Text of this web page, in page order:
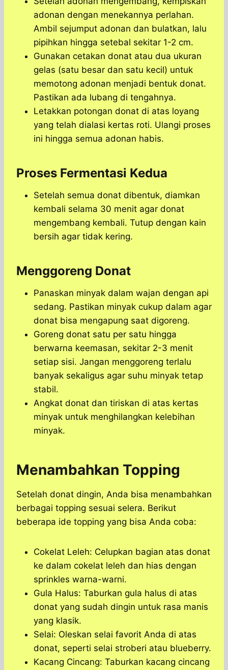
adonan dengan menekannya perlahan.
Ambil sejumput adonan dan bulatkan, lalu
pipihkan hingga setebal sekitar 1-2 cm.
Gunakan cetakan donat atau dua ukuran
gelas (satu besar dan satu kecil) untuk
memotong adonan menjadi bentuk donat.
Pastikan ada lubang di tengahnya.
Letakkan potongan donat di atas loyang
yang telah dialasi kertas roti. Ulangi proses
ini hingga semua adonan habis.
Proses Fermentasi Kedua
Setelah semua donat dibentuk, diamkan
kembali selama 30 menit agar donat
mengembang kembali. Tutup dengan kain
bersih agar tidak kering.
Menggoreng Donat
Panaskan minyak dalam wajan dengan api
sedang. Pastikan minyak cukup dalam agar
donat bisa mengapung saat digoreng.
Goreng donat satu per satu hingga
berwarna keemasan, sekitar 2-3 menit
setiap sisi. Jangan menggoreng terlalu
banyak sekaligus agar suhu minyak tetap
stabil.
Angkat donat dan tiriskan di atas kertas
minyak untuk menghilangkan kelebihan
minyak.
Menambahkan Topping
Setelah donat dingin, Anda bisa menambahkan
berbagai topping sesuai selera. Berikut
beberapa ide topping yang bisa Anda coba:
Cokelat Leleh: Celupkan bagian atas donat
ke dalam cokelat leleh dan hias dengan
sprinkles warna-warni.
Gula Halus: Taburkan gula halus di atas
donat yang sudah dingin untuk rasa manis
yang klasik.
Selai: Oleskan selai favorit Anda di atas
donat, seperti selai stroberi atau blueberry.
Kacang Cincang: Taburkan kacang cincang